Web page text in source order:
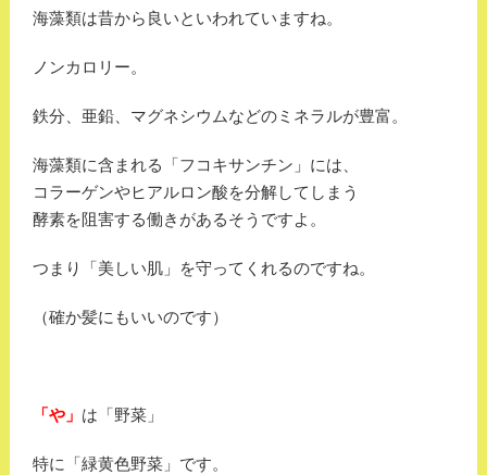
海藻類は昔から良いといわれていますね。
ノンカロリー。
鉄分、亜鉛、マグネシウムなどのミネラルが豊富。
海藻類に含まれる「フコキサンチン」には、
コラーゲンやヒアルロン酸を分解してしまう
酵素を阻害する働きがあるそうですよ。
つまり「美しい肌」を守ってくれるのですね。
（確か髪にもいいのです）
「や」 は「野菜」
特に「緑黄色野菜」です。